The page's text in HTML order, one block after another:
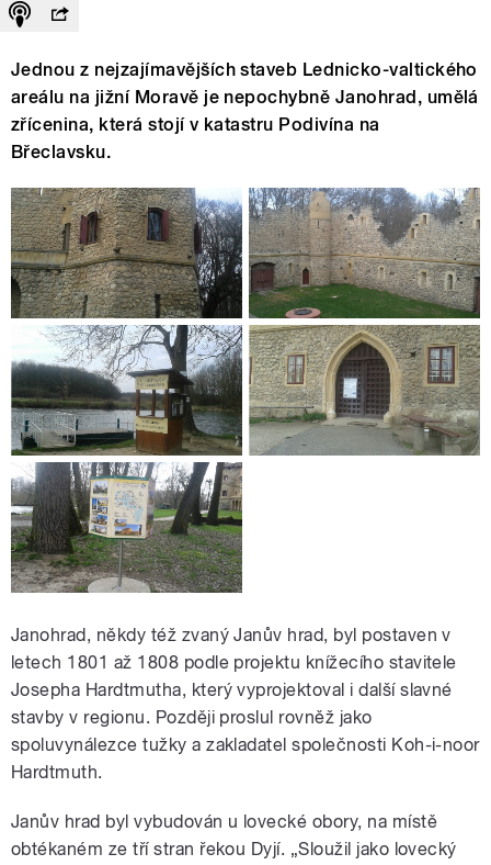
Jednou z nejzajímavějších staveb Lednicko-valtického
areálu na jižní Moravě je nepochybně Janohrad, umělá
zřícenina, která stojí v katastru Podivína na
Břeclavsku.
Janohrad, někdy též zvaný Janův hrad, byl postaven v
letech 1801 až 1808 podle projektu knížecího stavitele
Josepha Hardtmutha, který vyprojektoval i další slavné
stavby v regionu. Později proslul rovněž jako
spoluvynálezce tužky a zakladatel společnosti Koh-i-noor
Hardtmuth.
Janův hrad byl vybudován u lovecké obory, na místě
obtékaném ze tří stran řekou Dyjí. „Sloužil jako lovecký